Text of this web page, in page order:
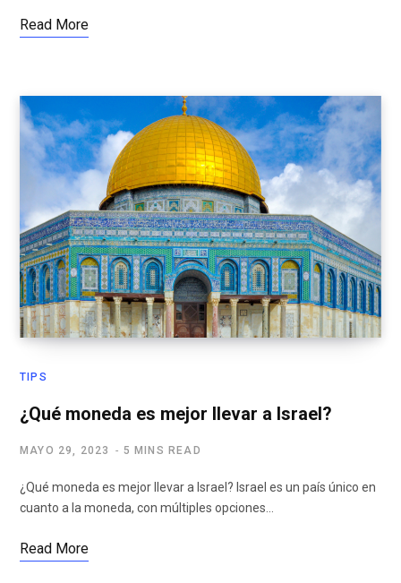
Read More
TIPS
¿Qué moneda es mejor llevar a Israel?
MAYO 29, 2023 5 MINS READ
¿Qué moneda es mejor llevar a Israel? Israel es un país único en
cuanto a la moneda, con múltiples opciones…
Read More